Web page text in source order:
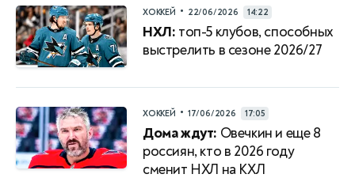
ХОККЕЙ • 22/06/2026 14:22
НХЛ: топ-5 клубов, способных
выстрелить в сезоне 2026/27
ХОККЕЙ • 17/06/2026 17:05
Дома ждут: Овечкин и еще 8
россиян, кто в 2026 году
сменит НХЛ на КХЛ